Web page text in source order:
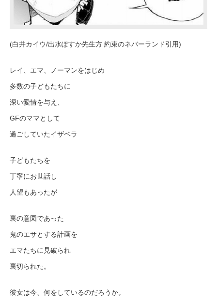
(白井カイウ/出水ぽすか先生方 約束のネバーランド引用)
レイ、エマ、ノーマンをはじめ
多数の子どもたちに
深い愛情を与え、
GFのママとして
過ごしていたイザベラ
子どもたちを
丁寧にお世話し
人望もあったが
裏の意図であった
鬼のエサとする計画を
エマたちに見破られ
裏切られた。
彼女は今、何をしているのだろうか。